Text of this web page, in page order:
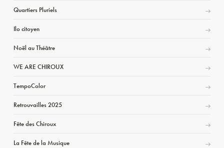
Quartiers Pluriels
Ilo citoyen
Noël au Théâtre
WE ARE CHIROUX
TempoColor
Retrouvailles 2025
Fête des Chiroux
La Fête de la Musique